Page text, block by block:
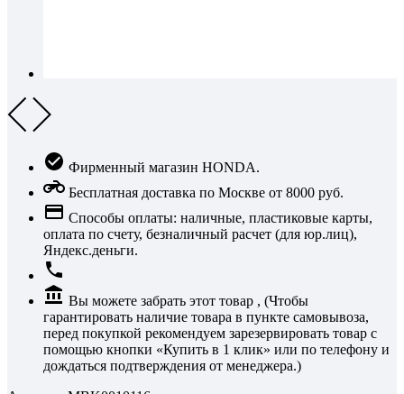
Фирменный магазин HONDA.
Бесплатная доставка по Москве от 8000 руб.
Способы оплаты: наличные, пластиковые карты,
оплата по счету, безналичный расчет (для юр.лиц),
Яндекс.деньги.
Вы можете забрать этот товар , (Чтобы
гарантировать наличие товара в пункте самовывоза,
перед покупкой рекомендуем зарезервировать товар с
помощью кнопки «Купить в 1 клик» или по телефону и
дождаться подтверждения от менеджера.)